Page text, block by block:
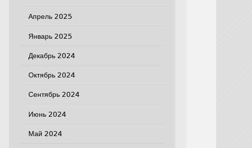
Апрель 2025
Январь 2025
Декабрь 2024
Октябрь 2024
Сентябрь 2024
Июнь 2024
Май 2024